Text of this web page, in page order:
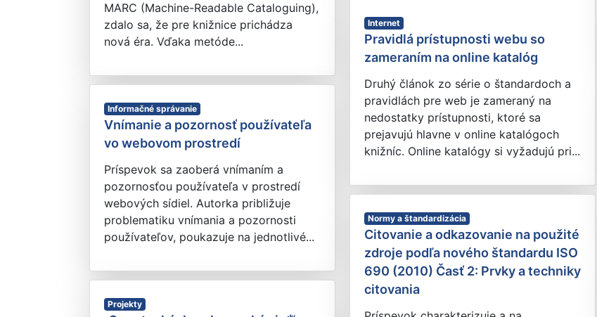
MARC (Machine-Readable Cataloguing),
zdalo sa, že pre knižnice prichádza
nová éra. Vďaka metóde...
Informačné správanie
Vnímanie a pozornosť používateľa
vo webovom prostredí
Príspevok sa zaoberá vnímaním a
pozornosťou používateľa v prostredí
webových sídiel. Autorka približuje
problematiku vnímania a pozornosti
používateľov, poukazuje na jednotlivé...
Projekty
Internet
Pravidlá prístupnosti webu so
zameraním na online katalóg
Druhý článok zo série o štandardoch a
pravidlách pre web je zameraný na
nedostatky prístupnosti, ktoré sa
prejavujú hlavne v online katalógoch
knižníc. Online katalógy si vyžadujú pri...
Normy a štandardizácia
Citovanie a odkazovanie na použité
zdroje podľa nového štandardu ISO
690 (2010) Časť 2: Prvky a techniky
citovania